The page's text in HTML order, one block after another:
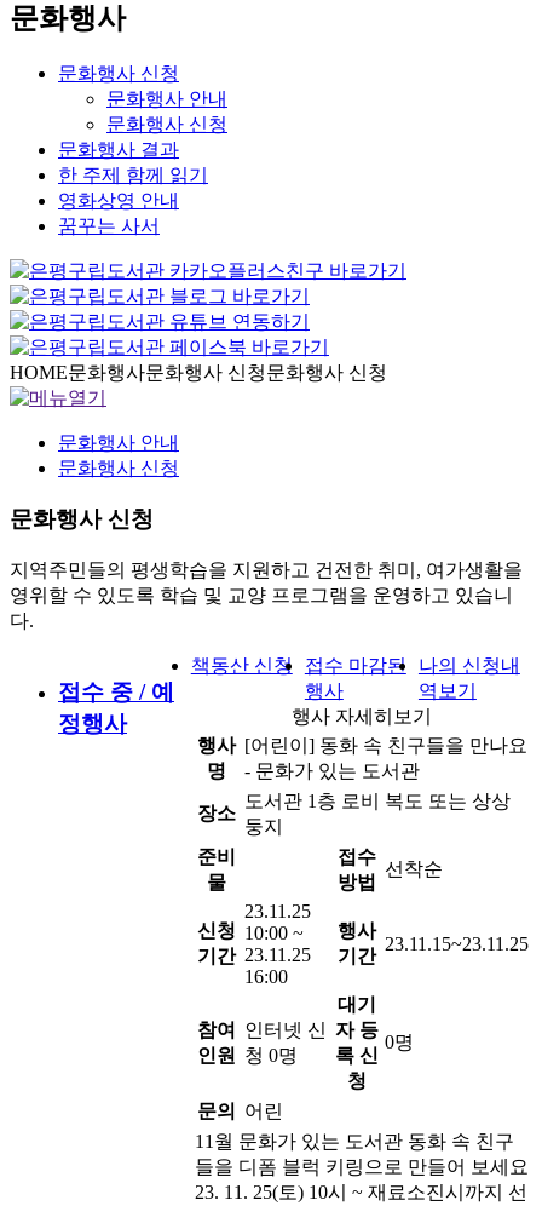
문화행사
문화행사 신청
문화행사 안내
문화행사 신청
문화행사 결과
한 주제 함께 읽기
영화상영 안내
꿈꾸는 사서
HOME문화행사문화행사 신청문화행사 신청
문화행사 안내
문화행사 신청
문화행사 신청
지역주민들의 평생학습을 지원하고 건전한 취미, 여가생활을
영위할 수 있도록 학습 및 교양 프로그램을 운영하고 있습니
다.
접수 중 / 예
정행사
책동산 신청
접수 마감된
행사
나의 신청내
역보기
행사 자세히보기
행사
명
[어린이] 동화 속 친구들을 만나요
- 문화가 있는 도서관
장소
도서관 1층 로비 복도 또는 상상
둥지
준비
물
접수
방법
선착순
신청
기간
23.11.25
10:00 ~
23.11.25
16:00
행사
기간
23.11.15~23.11.25
참여
인원
인터넷 신
청 0명
대기
자 등
록 신
청
0명
문의
어린
11월 문화가 있는 도서관 동화 속 친구
들을 디폼 블럭 키링으로 만들어 보세요
23. 11. 25(토) 10시 ~ 재료소진시까지 선